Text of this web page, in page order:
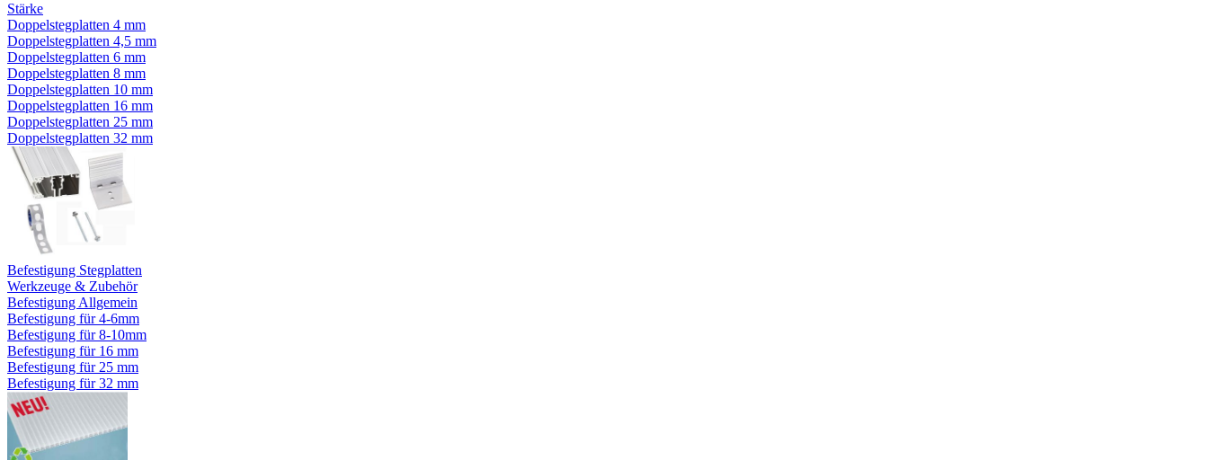
Stärke
Doppelstegplatten 4 mm
Doppelstegplatten 4,5 mm
Doppelstegplatten 6 mm
Doppelstegplatten 8 mm
Doppelstegplatten 10 mm
Doppelstegplatten 16 mm
Doppelstegplatten 25 mm
Doppelstegplatten 32 mm
Befestigung Stegplatten
Werkzeuge & Zubehör
Befestigung Allgemein
Befestigung für 4-6mm
Befestigung für 8-10mm
Befestigung für 16 mm
Befestigung für 25 mm
Befestigung für 32 mm